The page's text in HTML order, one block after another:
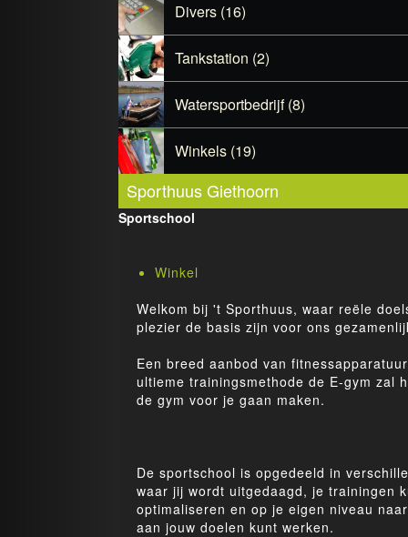
Divers (16)
Tankstation (2)
Watersportbedrijf (8)
Winkels (19)
Sporthuus Giethoorn
Sportschool
Winkel
Welkom bij 't Sporthuus, waar reële
plezier de basis zijn voor ons
Een breed aanbod van
ultieme trainingsmethode de E-gym zal
de gym voor je gaan maken.
De sportschool is opgedeeld in
waar jij wordt uitgedaagd, je trainingen
optimaliseren en op je eigen niveau
aan jouw doelen kunt werken.